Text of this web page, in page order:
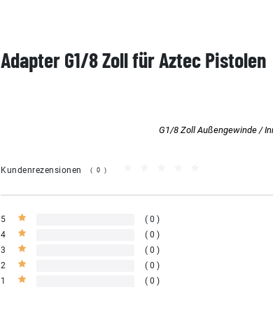
Adapter G1/8 Zoll für Aztec Pistolen
G1/8 Zoll Außengewinde /
Kundenrezensionen (0)
5
0
4
0
3
0
2
0
1
0